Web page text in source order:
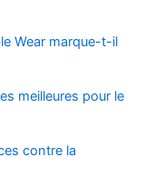
Wear marque-t-il
meilleures pour le
contre la